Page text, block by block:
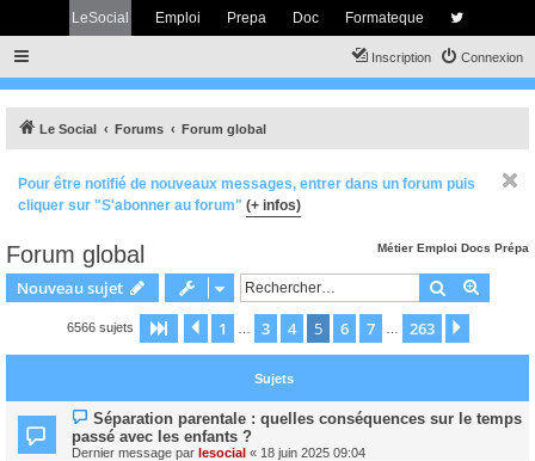
LeSocial Emploi Prepa Doc Formateque
Connexion
Inscription
Le Social Forums Forum global
Pour être notifié de nouveaux messages, entrer dans un forum puis
cliquer sur "S'abonner au forum" (+ infos)
Métier Emploi Docs Prépa
Forum global
Nouveau sujet Rechercher
6566 sujets Page sur 263
Précédent
1 3 4 5 6 7 263
Sujets
Séparation parentale : quelles conséquences sur le temps
passé avec les enfants ?
Dernier message par lesocial « 18 juin 2025 09:04